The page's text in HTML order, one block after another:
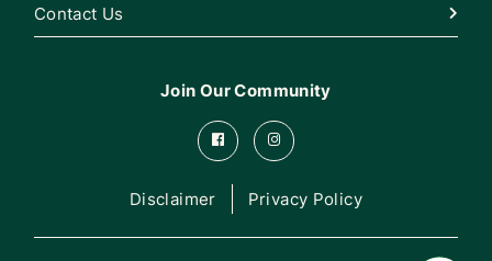
Contact Us
Join Our Community
Disclaimer Privacy Policy